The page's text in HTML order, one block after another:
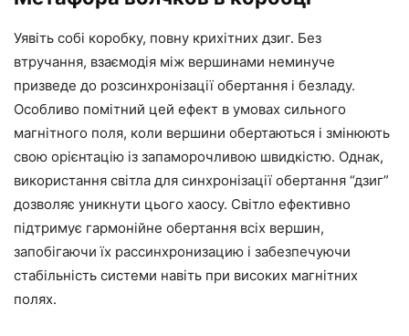
Уявіть собі коробку, повну крихітних дзиг. Без
втручання, взаємодія між вершинами неминуче
призведе до розсинхронізації обертання і безладу.
Особливо помітний цей ефект в умовах сильного
магнітного поля, коли вершини обертаються і змінюють
свою орієнтацію із запаморочливою швидкістю. Однак,
використання світла для синхронізації обертання “дзиг”
дозволяє уникнути цього хаосу. Світло ефективно
підтримує гармонійне обертання всіх вершин,
запобігаючи їх рассинхронизацию і забезпечуючи
стабільність системи навіть при високих магнітних
полях.